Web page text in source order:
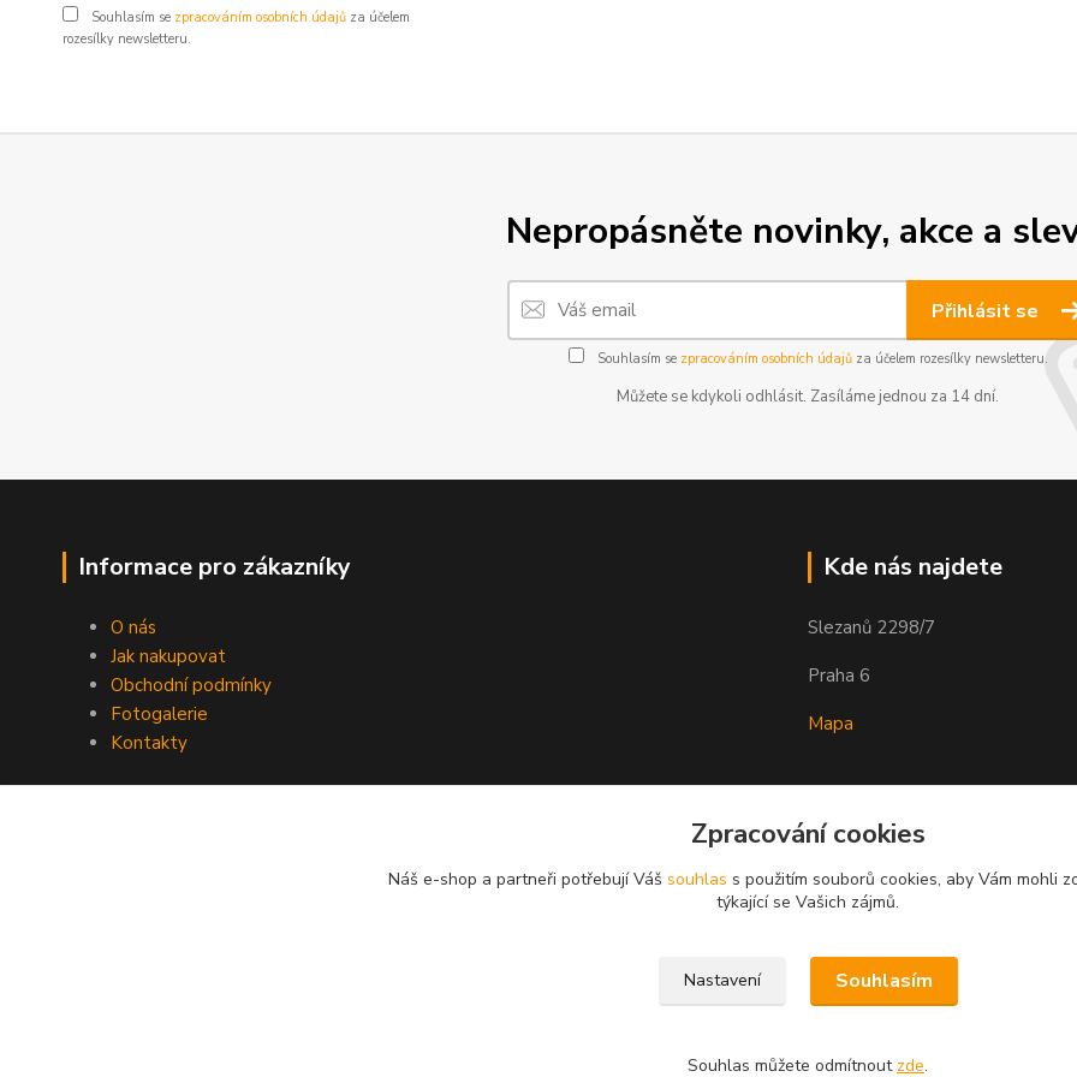
Souhlasím se zpracováním osobních údajů za účelem
rozesílky newsletteru.
Nepropásněte novinky, akce a
Přihlásit se
Souhlasím se zpracováním osobních údajůza účelem rozesílky newsletteru.
Můžete se kdykoli odhlásit. Zasíláme jednou za 14 dní.
Informace pro zákazníky
O nás
Jak nakupovat
Obchodní podmínky
Fotogalerie
Kontakty
Kde nás najdete
Slezanů 2298/7
Praha 6
Mapa
Zpracování cookies
Náš e-shop a partneři potřebují Váš souhlas s použitím souborů cookies, aby Vám mohli
týkající se Vašich zájmů.
Nastavení Souhlasím
Souhlas můžete odmítnout zde.